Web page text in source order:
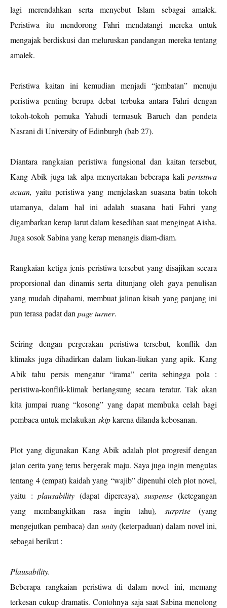
lagi merendahkan serta menyebut Islam sebagai amalek.
Peristiwa itu mendorong Fahri mendatangi mereka untuk
mengajak berdiskusi dan meluruskan pandangan mereka tentang
amalek.
Peristiwa kaitan ini kemudian menjadi “jembatan” menuju
peristiwa penting berupa debat terbuka antara Fahri dengan
tokoh-tokoh pemuka Yahudi termasuk Baruch dan pendeta
Nasrani di University of Edinburgh (bab 27).
Diantara rangkaian peristiwa fungsional dan kaitan tersebut,
Kang Abik juga tak alpa menyertakan beberapa kali peristiwa
acuan, yaitu peristiwa yang menjelaskan suasana batin tokoh
utamanya, dalam hal ini adalah suasana hati Fahri yang
digambarkan kerap larut dalam kesedihan saat mengingat Aisha.
Juga sosok Sabina yang kerap menangis diam-diam.
Rangkaian ketiga jenis peristiwa tersebut yang disajikan secara
proporsional dan dinamis serta ditunjang oleh gaya penulisan
yang mudah dipahami, membuat jalinan kisah yang panjang ini
pun terasa padat danpage turner.
Seiring dengan pergerakan peristiwa tersebut, konflik dan
klimaks juga dihadirkan dalam liukan-liukan yang apik. Kang
Abik tahu persis mengatur “irama” cerita sehingga pola :
peristiwa-konflik-klimak berlangsung secara teratur. Tak akan
kita jumpai ruang “kosong” yang dapat membuka celah bagi
pembaca untuk melakukanskipkarena dilanda kebosanan.
Plot yang digunakan Kang Abik adalah plot progresif dengan
jalan cerita yang terus bergerak maju. Saya juga ingin mengulas
tentang 4 (empat) kaidah yang “wajib” dipenuhi oleh plot novel,
yaitu :plausability(dapat dipercaya), suspense(ketegangan
yang membangkitkan rasa ingin tahu), surprise (yang
mengejutkan pembaca) danunity(keterpaduan) dalam novel ini,
sebagai berikut :
Plausability.
Beberapa rangkaian peristiwa di dalam novel ini, memang
terkesan cukup dramatis. Contohnya saja saat Sabina menolong